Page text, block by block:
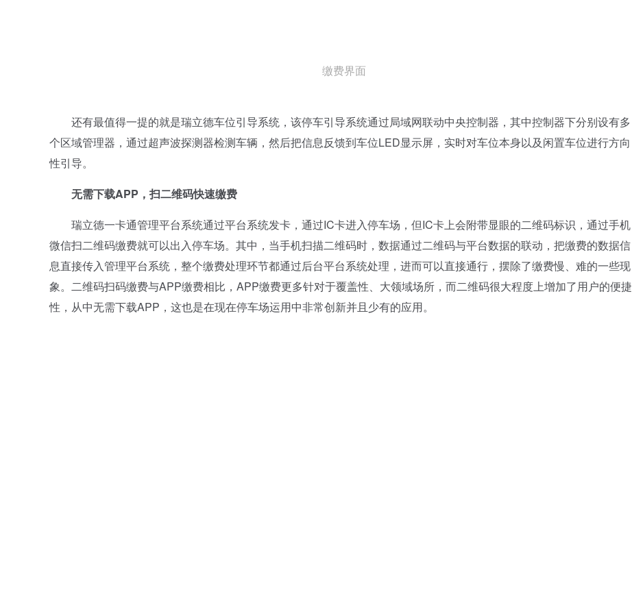
缴费界面
还有最值得一提的就是瑞立德车位引导系统，该停车引导系统通过局域网联动中央控制器，其中控制器下分别设有多
个区域管理器，通过超声波探测器检测车辆，然后把信息反馈到车位LED显示屏，实时对车位本身以及闲置车位进行方向
性引导。
无需下载APP，扫二维码快速缴费
瑞立德一卡通管理平台系统通过平台系统发卡，通过IC卡进入停车场，但IC卡上会附带显眼的二维码标识，通过手机
微信扫二维码缴费就可以出入停车场。其中，当手机扫描二维码时，数据通过二维码与平台数据的联动，把缴费的数据信
息直接传入管理平台系统，整个缴费处理环节都通过后台平台系统处理，进而可以直接通行，摆除了缴费慢、难的一些现
象。二维码扫码缴费与APP缴费相比，APP缴费更多针对于覆盖性、大领域场所，而二维码很大程度上增加了用户的便捷
性，从中无需下载APP，这也是在现在停车场运用中非常创新并且少有的应用。